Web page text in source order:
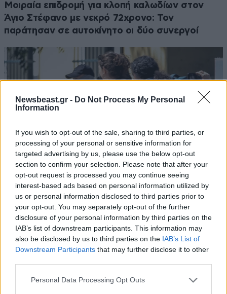
Newsbeast.gr - Do Not Process My Personal
Information
If you wish to opt-out of the sale, sharing to third parties, or
processing of your personal or sensitive information for
targeted advertising by us, please use the below opt-out
section to confirm your selection. Please note that after your
opt-out request is processed you may continue seeing
interest-based ads based on personal information utilized by
us or personal information disclosed to third parties prior to
your opt-out. You may separately opt-out of the further
disclosure of your personal information by third parties on the
IAB’s list of downstream participants. This information may
also be disclosed by us to third parties on the IAB’s List of
Downstream Participants that may further disclose it to other
Please note that this website/app uses one or more Google
Personal Data Processing Opt Outs
Μοιραία επιδρομή για κλοπή καλωδίων στον
Άγιο Στέφανο με νεκρό 72χρονο: Τον
παράτησαν σε αυτοκίνητο οι δύο συνεργοί
Προφυλακιστέος ο Αφγανός για τη δολοφονία
της Ελίζαμπεθ Τζέιν Ρος – Τήρησε το δικαίωμα
σιωπής ενώπιον της ανακρίτριας